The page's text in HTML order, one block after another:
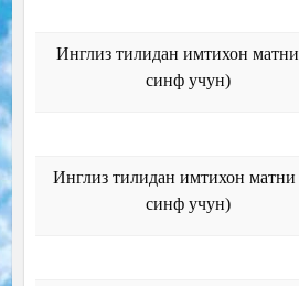
Инглиз тилидан имтихон матни
синф учун)
Инглиз тилидан имтихон матни
синф учун)